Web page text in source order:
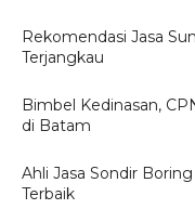
Rekomendasi Jasa
Terjangkau
Bimbel Kedinasan,
di Batam
Ahli Jasa Sondir
Terbaik